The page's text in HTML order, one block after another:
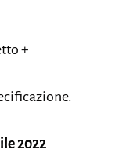
+
2022